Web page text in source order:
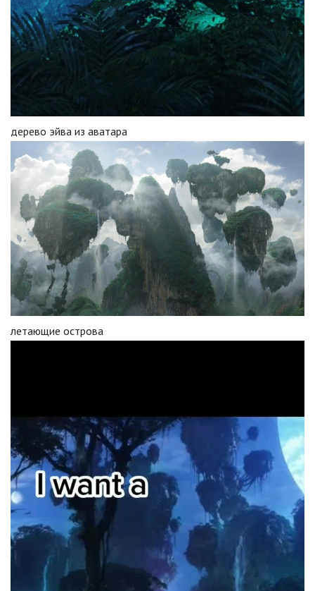
дерево эйва из аватара
летающие острова